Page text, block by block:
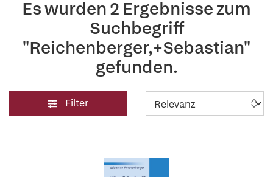
Es wurden 2 Ergebnisse zum
Suchbegriff
"Reichenberger,+Sebastian"
gefunden.
Filter